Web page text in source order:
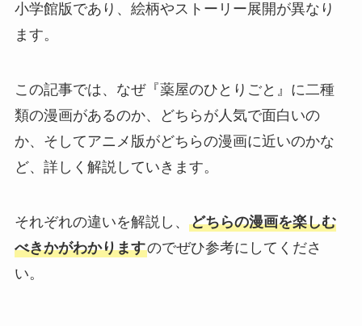
小学館版であり、絵柄やストーリー展開が異なり
ます。
この記事では、なぜ『薬屋のひとりごと』に二種
類の漫画があるのか、どちらが人気で面白いの
か、そしてアニメ版がどちらの漫画に近いのかな
ど、詳しく解説していきます。
それぞれの違いを解説し、 どちらの漫画を楽しむ
べきかがわかりますのでぜひ参考にしてくださ
い。